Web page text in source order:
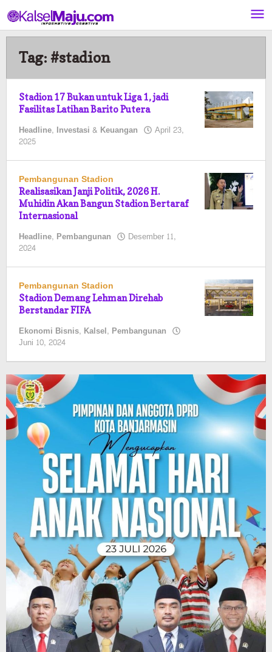
ke
konten
Tag: #stadion
Stadion 17 Bukan untuk Liga 1, jadi
Fasilitas Latihan Barito Putera
Headline, Investasi & Keuangan April 23,
2025
Pimred
Pembangunan Stadion
Realisasikan Janji Politik, 2026 H.
Muhidin Akan Bangun Stadion Bertaraf
Internasional
Headline, Pembangunan Desember 11,
2024
Pimred
Pembangunan Stadion
Stadion Demang Lehman Direhab
Berstandar FIFA
Ekonomi Bisnis, Kalsel, Pembangunan
Juni 10, 2024
Pimred